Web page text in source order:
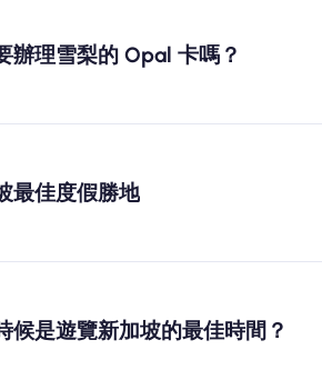
辦理雪梨的 Opal 卡嗎？
最佳度假勝地
候是遊覽新加坡的最佳時間？